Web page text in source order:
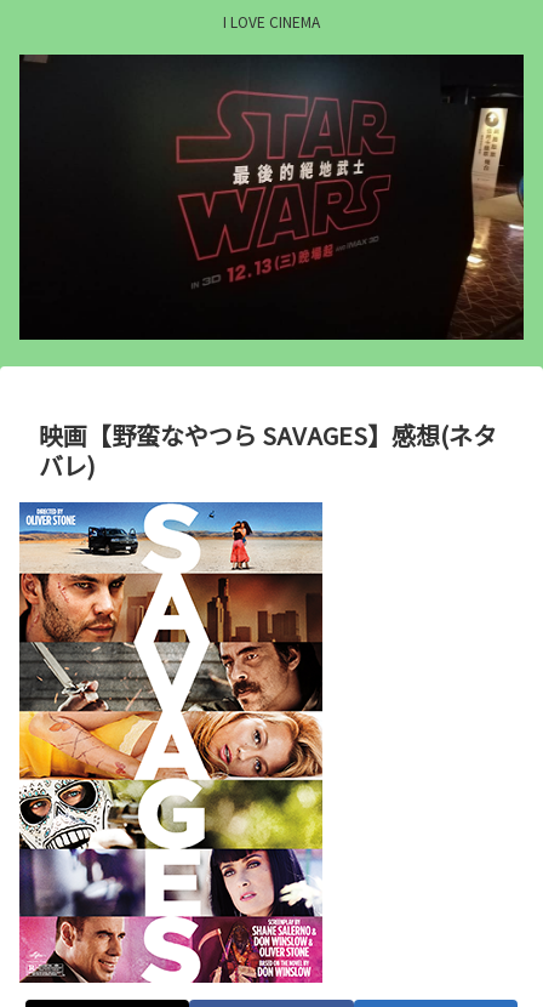
I LOVE CINEMA
映画【野蛮なやつら SAVAGES】感想(ネタ
バレ)